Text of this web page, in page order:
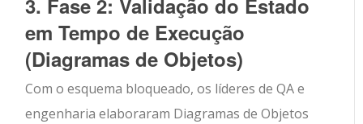
3. Fase 2: Validação do Estado
em Tempo de Execução
(Diagramas de Objetos)
Com o esquema bloqueado, os líderes de QA e
engenharia elaboraram Diagramas de Objetos